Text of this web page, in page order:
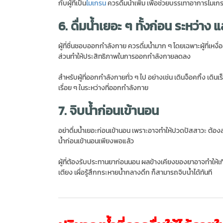
กับผู้ที่เป็นไมเกรน ควรดื่มน้ำเพิ่ม เพื่อช่วยบรรเทาอาการไมเก
6. ดื่มน้ำเยอะ ๆ ทั้งก่อน ระหว่าง
ผู้ที่ชื่นชอบออกกำลังกาย ควรดื่มน้ำมาก ๆ โดยเฉพาะผู้ที่เห
ส่วนทำให้ประสิทธิภาพในการออกกำลังกายลดลง
สำหรับผู้ที่ออกกำลังกายทั่ว ๆ ไป อย่างเช่น เดินจ็อคกิ้ง เดิน
เรื่อย ๆ ในระหว่างที่ออกกำลังกาย
7. จิบน้ำก่อนเข้านอน
อย่าดื่มน้ำเยอะก่อนเข้านอน เพราะอาจทำให้ปวดปัสสาวะ ต้
น้ำก่อนเข้านอนเพียงพอแล้ว
ผู้ที่ต้องรับประทานยาก่อนนอน ผลข้างเคียงของยาอาจทำให้
เตียง เผื่อรู้สึกกระหายน้ำกลางดึก ก็สามารถจิบน้ำได้ทันที